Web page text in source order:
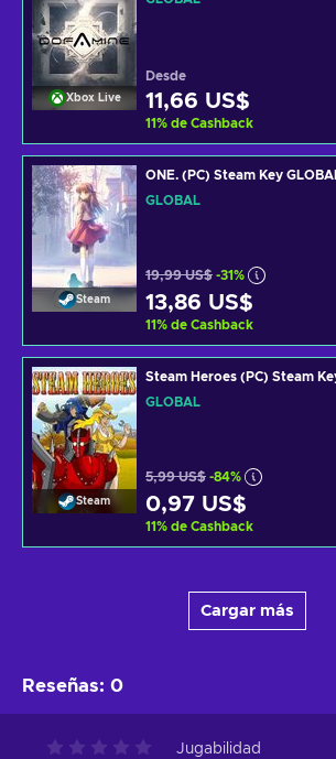
Xbox Live
Desde
11,66 US$
11% de Cashback
Steam
ONE. (PC) Steam Key
GLOBAL
19,99 US$ -31%
13,86 US$
11% de Cashback
Steam
Steam Heroes (PC) Steam
GLOBAL
5,99 US$ -84%
0,97 US$
11% de Cashback
Cargar más
Reseñas: 0
Jugabilidad